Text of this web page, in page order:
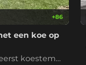
+86
een koe op
koestem